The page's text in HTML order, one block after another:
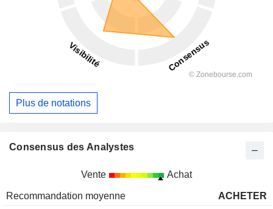
Plus de notations
Consensus des Analystes
Vente Achat
Recommandation moyenne
ACHETER